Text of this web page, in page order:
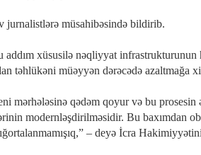
jurnalistlərə müsahibəsində bildirib.
xüsusilə nəqliyyat infrastrukturunun
təhlükəni müəyyən dərəcədə azaltmağa
mərhələsinə qədəm qoyur və bu
modernləşdirilməsidir. Bu baxımdan
– deyə İcra